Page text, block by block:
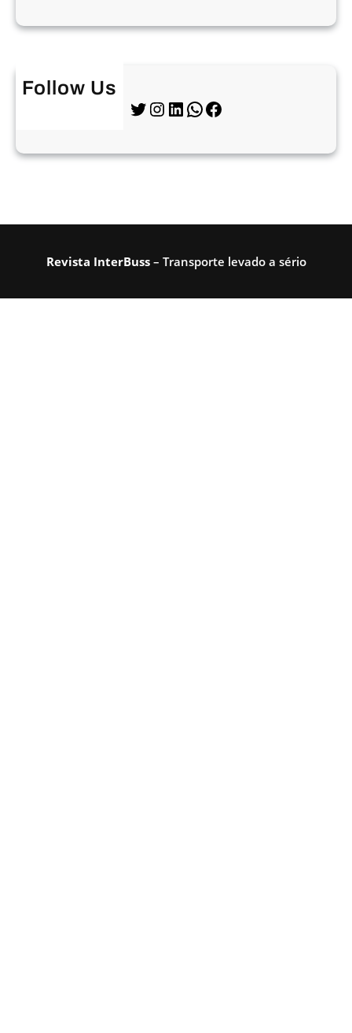
Follow Us
Twitter InstagramLinkedIn WhatsApp Facebook
Revista InterBuss– Transporte levado a sério